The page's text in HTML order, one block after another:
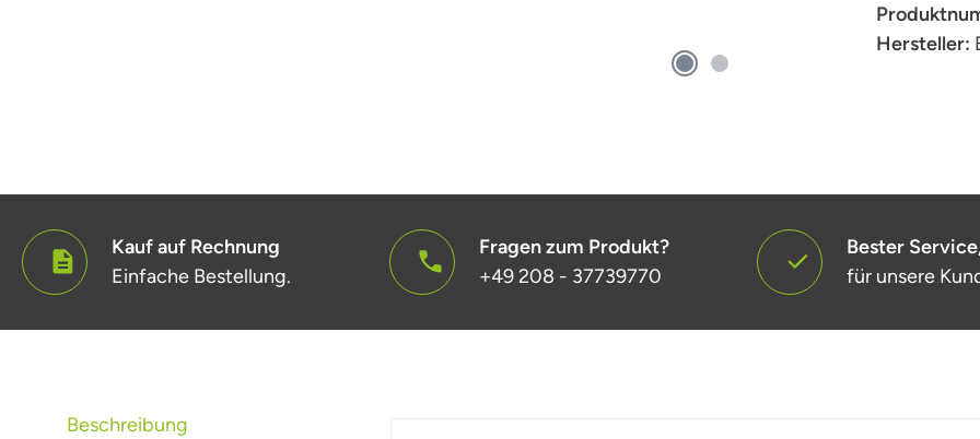
Hersteller:
Kauf auf Rechnung
Einfache Bestellung.
Fragen zum Produkt?
+49 208 - 37739770
Bester
für unsere
Beschreibung